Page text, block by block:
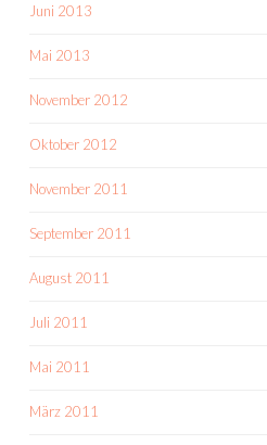
Juni 2013
Mai 2013
November 2012
Oktober 2012
November 2011
September 2011
August 2011
Juli 2011
Mai 2011
März 2011